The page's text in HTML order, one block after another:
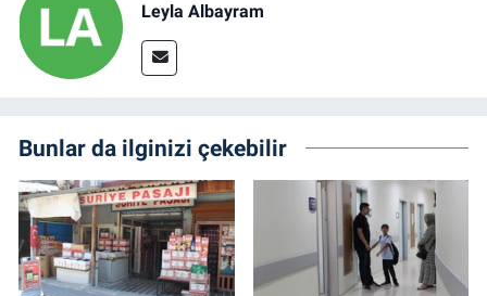
Leyla Albayram
Bunlar da ilginizi çekebilir